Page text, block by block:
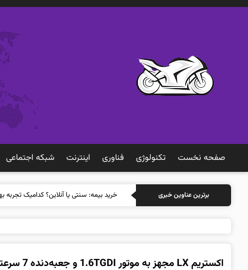
صفحه نخست تکنولوژی فناوری اينترنت شبكه اجتماعی
برترین عناوین خبری خرید ب